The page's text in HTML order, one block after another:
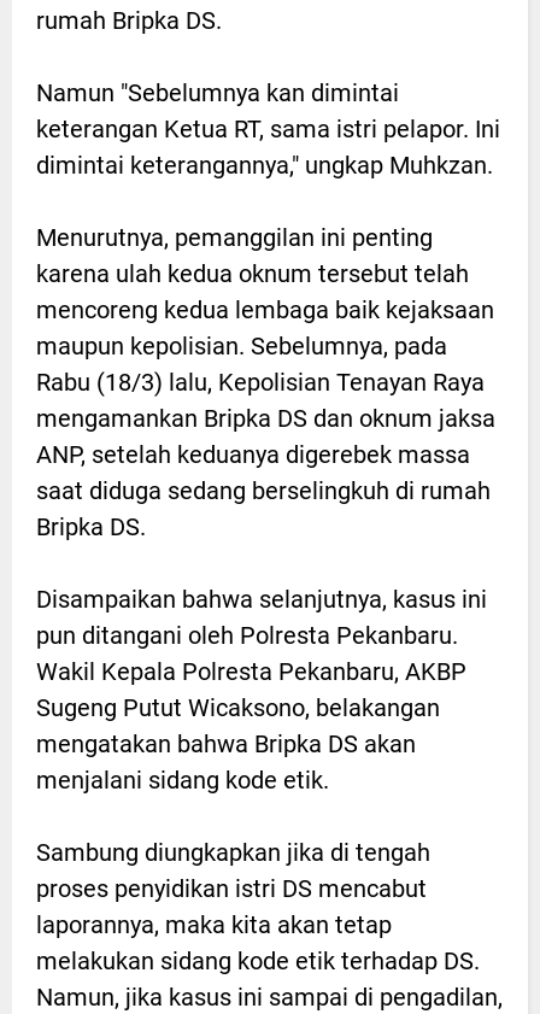
rumah Bripka DS.
Namun "Sebelumnya kan dimintai
keterangan Ketua RT, sama istri pelapor. Ini
dimintai keterangannya," ungkap Muhkzan.
Menurutnya, pemanggilan ini penting
karena ulah kedua oknum tersebut telah
mencoreng kedua lembaga baik kejaksaan
maupun kepolisian. Sebelumnya, pada
Rabu (18/3) lalu, Kepolisian Tenayan Raya
mengamankan Bripka DS dan oknum jaksa
ANP, setelah keduanya digerebek massa
saat diduga sedang berselingkuh di rumah
Bripka DS.
Disampaikan bahwa selanjutnya, kasus ini
pun ditangani oleh Polresta Pekanbaru.
Wakil Kepala Polresta Pekanbaru, AKBP
Sugeng Putut Wicaksono, belakangan
mengatakan bahwa Bripka DS akan
menjalani sidang kode etik.
Sambung diungkapkan jika di tengah
proses penyidikan istri DS mencabut
laporannya, maka kita akan tetap
melakukan sidang kode etik terhadap DS.
Namun, jika kasus ini sampai di pengadilan,